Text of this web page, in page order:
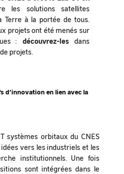
les solutions satellites
Terre à la portée de tous.
projets ont été menés sur
: découvrez-lesdans
projets.
d’innovation en lien avec la
systèmes orbitaux du CNES
idées vers les industriels et les
institutionnels. Une fois
sont intégrées dans le